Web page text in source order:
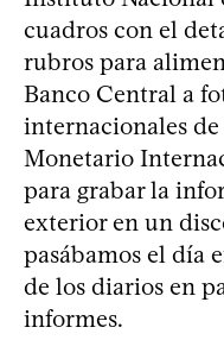
cuadros con el
rubros para
Banco Central a
internacionales
Monetario
para grabar la
exterior en un
pasábamos el día
de los diarios en
informes.